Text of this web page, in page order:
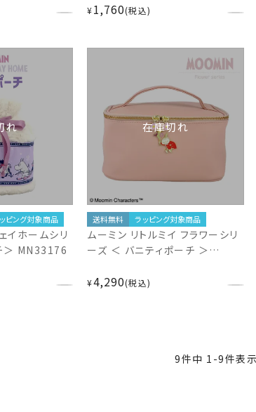
＞ MN33178
¥1,760 税込
れ
ピング対象商品
イホームシリ
＞ MN33176
在庫切れ
送料無料 ラッピング対象商品
ムーミン リトルミイ フラワーシリ
ーズ ＜ バニティポーチ ＞
¥4,290 税込
9件中 1 -9件表示